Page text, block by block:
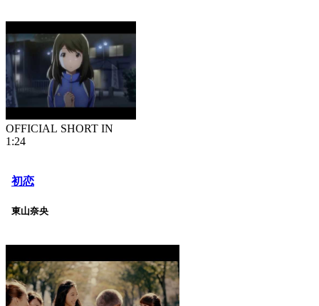
OFFICIAL SHORT IN
1:24
初恋
東山奈央